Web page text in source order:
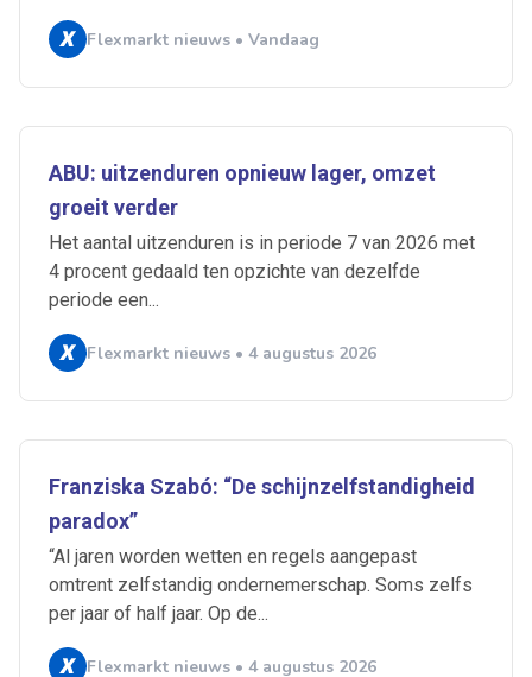
Flexmarkt nieuws • Vandaag
ABU: uitzenduren opnieuw lager, omzet
groeit verder
Het aantal uitzenduren is in periode 7 van 2026 met
4 procent gedaald ten opzichte van dezelfde
periode een...
Flexmarkt nieuws • 4 augustus 2026
Franziska Szabó: “De schijnzelfstandigheid
paradox”
“Al jaren worden wetten en regels aangepast
omtrent zelfstandig ondernemerschap. Soms zelfs
per jaar of half jaar. Op de...
Flexmarkt nieuws • 4 augustus 2026